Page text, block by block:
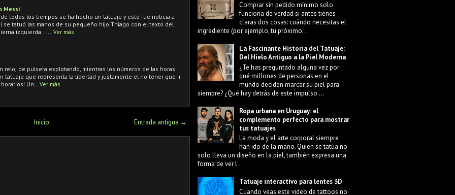
Messi
todos los tiempos se ha hecho un tatuaje y esto fue noticia a
se tatuó las manos de su pequeño hijo Thiago con el texto del
izquierda... …
Ver más
reloj de pulsera explotando, mientras los números de las horas
tatuaje que representa la libertad y justamente el no tener que ir
Un…
Ver más
Entrada antigua →
Inicio
Comprar sin pedido mínimo solo
funciona de verdad si antes tienes
claras dos cosas: cuándo necesitas el
ingrediente (por ejemplo, tu próximo...
La Fascinante Historia del Tatuaje:
Del Hielo Antiguo a la Piel Moderna
¿Te has preguntado alguna vez por
qué millones de personas en el
mundo deciden marcar su piel para
siempre? ¿Qué hay detrás de este impulso ...
Ropa urbana en Uruguay: el
complemento perfecto para mostrar
tus tatuajes
La moda y el arte corporal siempre
han ido de la mano. Quien se tatúa no
solo lleva un diseño en la piel, también expresa una
forma de ver l...
Tatuaje interactivo para lentes 3D
Cuando veas este video de tattoos no